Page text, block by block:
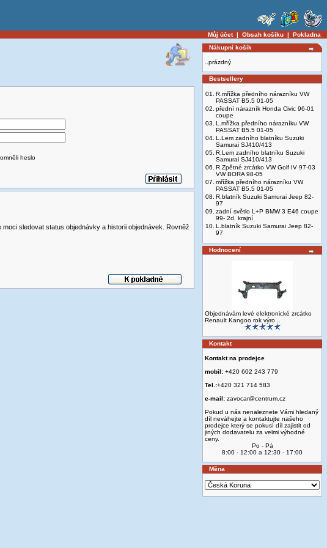
Můj účet| Obsah košíku | Pokladna
heslo
sledovat status objednávky a historii objednávek. Rovněž
Nákupní košík
..prázdný
Bestsellery
01.
R.mřížka předního nárazníku VW
PASSAT B5.5 01-05
02. přední nárazník Honda Civic 96-01
coupe
03. L.mřížka předního nárazníku VW
PASSAT B5.5 01-05
04. L.Lem zadního blatníku Suzuki
Samurai SJ410/413
05. R.Lem zadního blatníku Suzuki
Samurai SJ410/413
06. R.Zpětné zrcátko VW Golf IV 97-03
VW BORA 98-05
07. mřížka předního nárazníku VW
PASSAT B5.5 01-05
08. R.blatník Suzuki Samurai Jeep 82-
97
09. zadní světlo L+P BMW 3 E46 coupe
99- 2d. krajní
10. L.blatník Suzuki Samurai Jeep 82-
97
Hodnocení
Objednávám levé elektronické zrcátko
Renault Kangoo rok výro ..
Kontakt
Kontakt na prodejce
mobil: +420 602 243 779
Tel.:+420 321 714 583
e-mail: zavocar@centrum.cz
Pokud u nás nenaleznete Vámi hledaný
díl neváhejte a kontaktujte našeho
prodejce který se pokusí díl zajistit od
jiných dodavatelu za velmi výhodné
ceny.
Po - Pá
8:00 - 12:00 a 12:30 - 17:00
Měna